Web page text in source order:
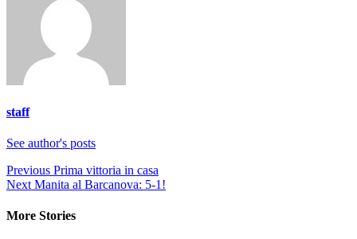
staff
See author's posts
Continue
Reading
Previous Prima vittoria in casa
Next Manita al Barcanova: 5-1!
More Stories